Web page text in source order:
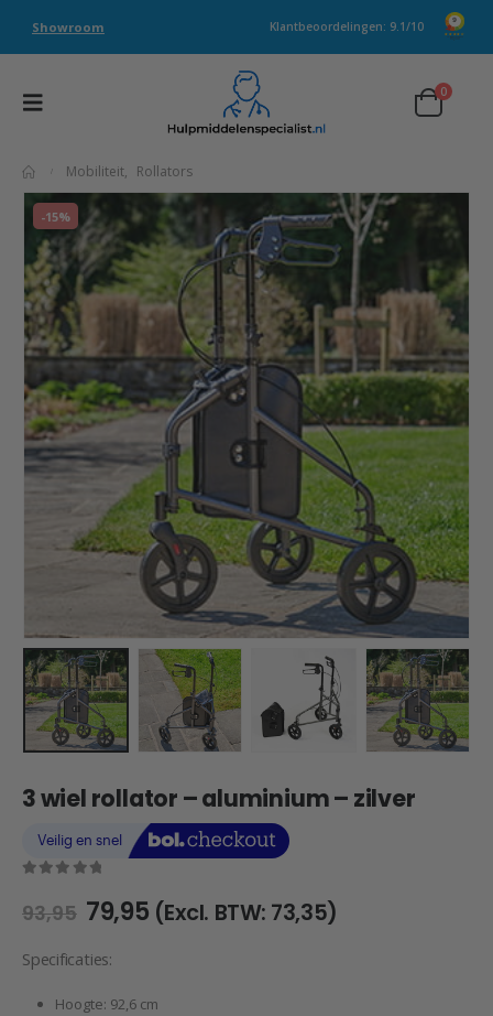
Showroom Klantbeoordelingen: 9.1/10
0
Mobiliteit, Rollators
-15%
3 wiel rollator – aluminium – zilver
93,95 Oorspronkelijke
prijs
was:
79,95Huidige
prijs
(Excl. BTW: 73,35)
Specificaties:
Hoogte: 92,6 cm